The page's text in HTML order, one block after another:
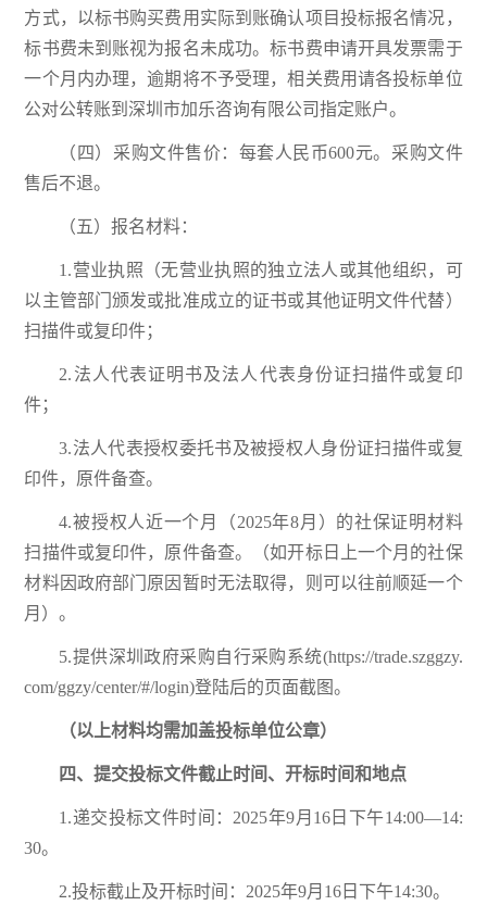
方式，以标书购买费用实际到账确认项目投标报名情况，
标书费未到账视为报名未成功。标书费申请开具发票需于
一个月内办理，逾期将不予受理，相关费用请各投标单位
公对公转账到深圳市加乐咨询有限公司指定账户。
（四）采购文件售价：每套人民币600元。采购文件
售后不退。
（五）报名材料：
1.营业执照（无营业执照的独立法人或其他组织，可
以主管部门颁发或批准成立的证书或其他证明文件代替）
扫描件或复印件；
2.法人代表证明书及法人代表身份证扫描件或复印
件；
3.法人代表授权委托书及被授权人身份证扫描件或复
印件，原件备查。
4.被授权人近一个月（2025年8月）的社保证明材料
扫描件或复印件，原件备查。（如开标日上一个月的社保
材料因政府部门原因暂时无法取得，则可以往前顺延一个
月）。
5.提供深圳政府采购自行采购系统(https://trade.szggzy.
com/ggzy/center/#/login)登陆后的页面截图。
（以上材料均需加盖投标单位公章）
四、提交投标文件截止时间、开标时间和地点
1.递交投标文件时间：2025年9月16日下午14:00—14:
30。
2.投标截止及开标时间：2025年9月16日下午14:30。